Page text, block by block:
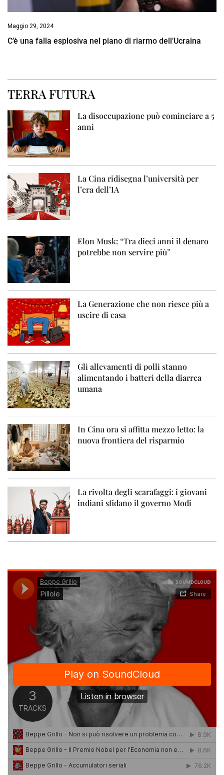
Maggio 29, 2024
C’è una falla esplosiva nel piano di riarmo dell’Ucraina
TERRA FUTURA
La disoccupazione può cominciare a 5
anni
La Cina ridisegna l’università per
l’era dell’IA
Elon Musk: “Tra dieci anni il denaro
potrebbe non servire più”
La Generazione che non riesce più a
uscire di casa
Gli allevamenti di polli stanno
alimentando i batteri della diarrea
umana
In Cina ora si affitta mezzo letto: la
nuova frontiera del risparmio
La rivolta degli scarafaggi: i giovani
indiani sfidano il governo Modi